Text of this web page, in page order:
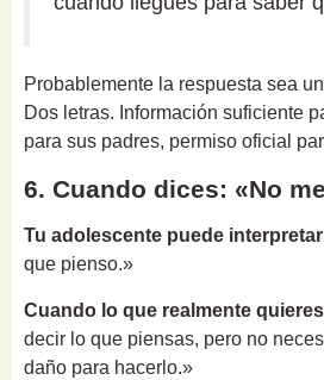
Probablemente la respuesta sea
Dos letras. Información suficiente
para sus padres, permiso oficial
6. Cuando dices: «No
Tu adolescente puede
que pienso.»
Cuando lo que realmente
decir lo que piensas, pero no
daño para hacerlo.»